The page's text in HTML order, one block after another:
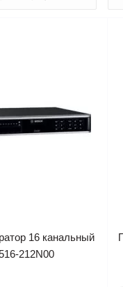
16 канальный
212N00